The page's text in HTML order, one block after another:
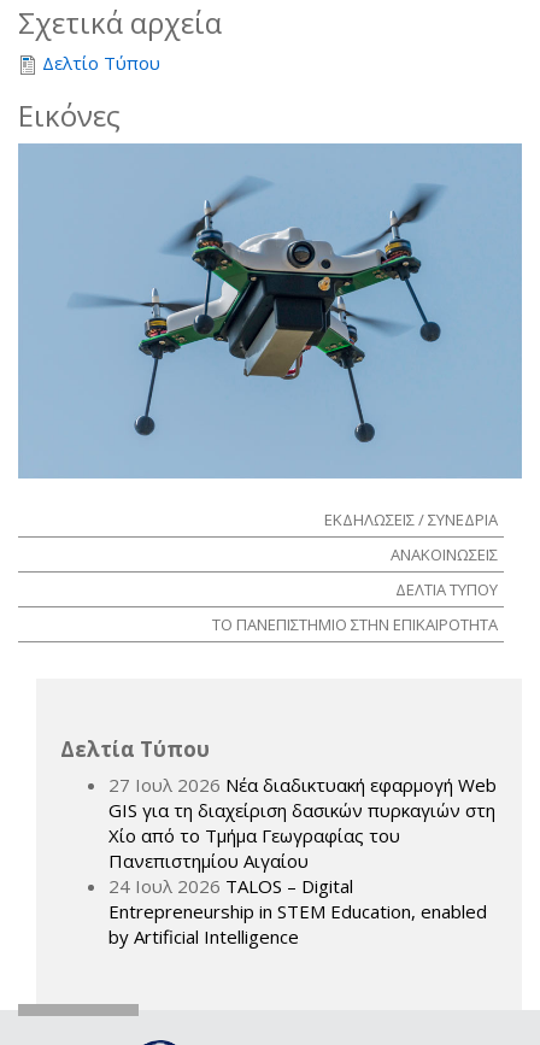
Σχετικά αρχεία
Δελτίο Τύπου
Εικόνες
ΕΚΔΗΛΩΣΕΙΣ / ΣΥΝΕΔΡΙΑ
ΑΝΑΚΟΙΝΩΣΕΙΣ
ΔΕΛΤΙΑ ΤΥΠΟΥ
ΤΟ ΠΑΝΕΠΙΣΤΗΜΙΟ ΣΤΗΝ ΕΠΙΚΑΙΡΟΤΗΤΑ
Δελτία Τύπου
27 Ιουλ 2026 Νέα διαδικτυακή εφαρμογή Web
GIS για τη διαχείριση δασικών πυρκαγιών στη
Χίο από το Τμήμα Γεωγραφίας του
Πανεπιστημίου Αιγαίου
24 Ιουλ 2026 TALOS – Digital
Entrepreneurship in STEM Education, enabled
by Artificial Intelligence